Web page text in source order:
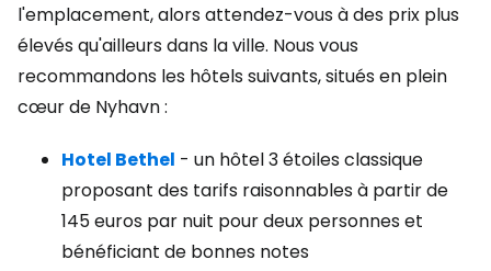
l'emplacement, alors attendez-vous à des prix plus
élevés qu'ailleurs dans la ville. Nous vous
recommandons les hôtels suivants, situés en plein
cœur de Nyhavn :
Hotel Bethel - un hôtel 3 étoiles classique
proposant des tarifs raisonnables à partir de
145 euros par nuit pour deux personnes et
bénéficiant de bonnes notes